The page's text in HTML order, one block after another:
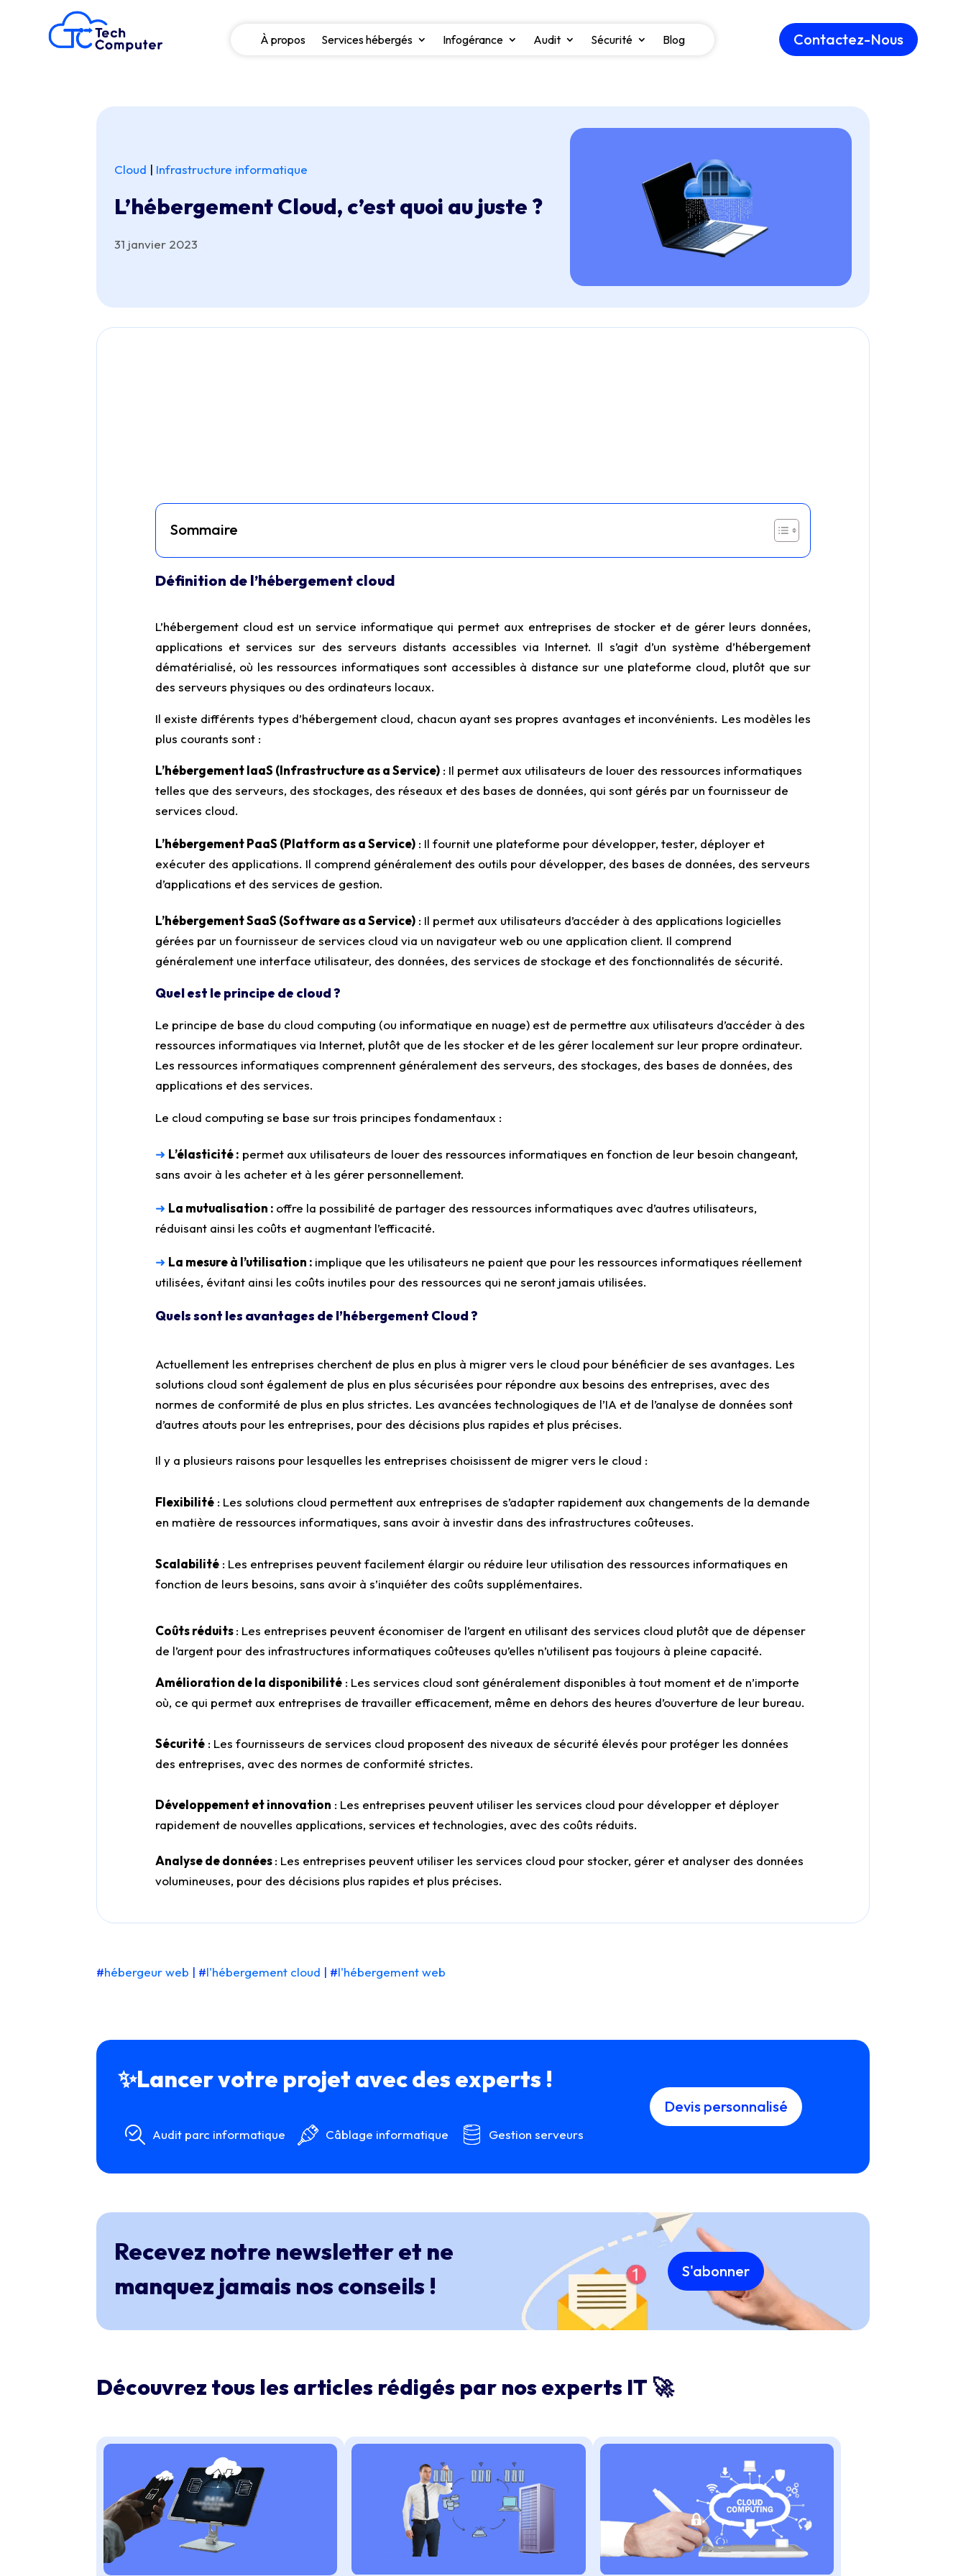
À propos Services hébergés Infogérance Audit Sécurité Blog Contactez-Nous
Cloud | Infrastructure informatique
L’hébergement Cloud, c’est quoi au juste ?
31 janvier 2023
Sommaire
Définition de l’hébergement cloud
L’hébergement cloud est un service informatique qui permet aux entreprises de stocker et de gérer leurs données,
applications et services sur des serveurs distants accessibles via Internet. Il s’agit d’un système d’hébergement
dématérialisé, où les ressources informatiques sont accessibles à distance sur une plateforme cloud, plutôt que sur
des serveurs physiques ou des ordinateurs locaux.
Il existe différents types d’hébergement cloud, chacun ayant ses propres avantages et inconvénients. Les modèles les
plus courants sont :
L’hébergement IaaS (Infrastructure as a Service): Il permet aux utilisateurs de louer des ressources informatiques
telles que des serveurs, des stockages, des réseaux et des bases de données, qui sont gérés par un fournisseur de
services cloud.
L’hébergement PaaS (Platform as a Service): Il fournit une plateforme pour développer, tester, déployer et
exécuter des applications. Il comprend généralement des outils pour développer, des bases de données, des serveurs
d’applications et des services de gestion.
L’hébergement SaaS (Software as a Service): Il permet aux utilisateurs d’accéder à des applications logicielles
gérées par un fournisseur de services cloud via un navigateur web ou une application client. Il comprend
généralement une interface utilisateur, des données, des services de stockage et des fonctionnalités de sécurité.
Quel est le principe de cloud ?
Le principe de base du cloud computing (ou informatique en nuage) est de permettre aux utilisateurs d’accéder à des
ressources informatiques via Internet, plutôt que de les stocker et de les gérer localement sur leur propre ordinateur.
Les ressources informatiques comprennent généralement des serveurs, des stockages, des bases de données, des
applications et des services.
Le cloud computing se base sur trois principes fondamentaux :
➜ L’élasticité : permet aux utilisateurs de louer des ressources informatiques en fonction de leur besoin changeant,
sans avoir à les acheter et à les gérer personnellement.
➜ La mutualisation : offre la possibilité de partager des ressources informatiques avec d’autres utilisateurs,
réduisant ainsi les coûts et augmentant l’efficacité.
➜ La mesure à l’utilisation : implique que les utilisateurs ne paient que pour les ressources informatiques réellement
utilisées, évitant ainsi les coûts inutiles pour des ressources qui ne seront jamais utilisées.
Quels sont les avantages de l’hébergement Cloud ?
Actuellement les entreprises cherchent de plus en plus à migrer vers le cloud pour bénéficier de ses avantages. Les
solutions cloud sont également de plus en plus sécurisées pour répondre aux besoins des entreprises, avec des
normes de conformité de plus en plus strictes. Les avancées technologiques de l’IA et de l’analyse de données sont
d’autres atouts pour les entreprises, pour des décisions plus rapides et plus précises.
Il y a plusieurs raisons pour lesquelles les entreprises choisissent de migrer vers le cloud :
Flexibilité: Les solutions cloud permettent aux entreprises de s’adapter rapidement aux changements de la demande
en matière de ressources informatiques, sans avoir à investir dans des infrastructures coûteuses.
Scalabilité: Les entreprises peuvent facilement élargir ou réduire leur utilisation des ressources informatiques en
fonction de leurs besoins, sans avoir à s’inquiéter des coûts supplémentaires.
Coûts réduits: Les entreprises peuvent économiser de l’argent en utilisant des services cloud plutôt que de dépenser
de l’argent pour des infrastructures informatiques coûteuses qu’elles n’utilisent pas toujours à pleine capacité.
Amélioration de la disponibilité: Les services cloud sont généralement disponibles à tout moment et de n’importe
où, ce qui permet aux entreprises de travailler efficacement, même en dehors des heures d’ouverture de leur bureau.
Sécurité: Les fournisseurs de services cloud proposent des niveaux de sécurité élevés pour protéger les données
des entreprises, avec des normes de conformité strictes.
Développement et innovation : Les entreprises peuvent utiliser les services cloud pour développer et déployer
rapidement de nouvelles applications, services et technologies, avec des coûts réduits.
Analyse de données: Les entreprises peuvent utiliser les services cloud pour stocker, gérer et analyser des données
volumineuses, pour des décisions plus rapides et plus précises.
#hébergeur web | #l'hébergement cloud | #l'hébergement web
✨Lancer votre projet avec des experts !
Audit parc informatique Câblage informatique Gestion serveurs
Devis personnalisé
Recevez notre newsletter et ne
manquez jamais nos conseils !
S'abonner
Découvrez tous les articles rédigés par nos experts IT 🚀​